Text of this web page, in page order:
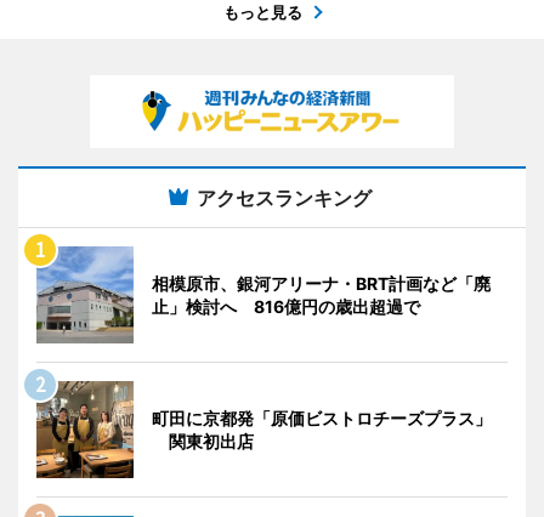
もっと見る
アクセスランキング
相模原市、銀河アリーナ・BRT計画など「廃
止」検討へ 816億円の歳出超過で
町田に京都発「原価ビストロチーズプラス」
関東初出店